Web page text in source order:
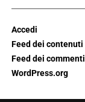
Accedi
Feed dei contenuti
Feed dei commenti
WordPress.org